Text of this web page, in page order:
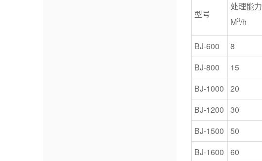
型号
处理能力
M3/h
BJ-600
8
BJ-800
15
BJ-1000
20
BJ-1200
30
BJ-1500
50
BJ-1600
60